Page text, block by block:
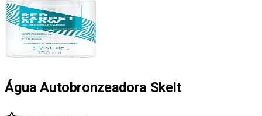
Água Autobronzeadora Skelt